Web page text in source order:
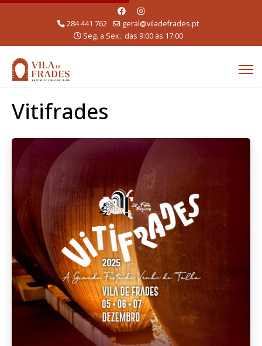
284 441 762
geral@viladefrades.pt
Seg. a Sex.: das 9:00 às 17:00
Vitifrades